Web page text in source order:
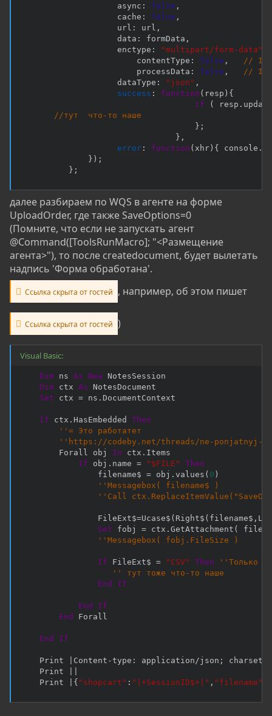
                    async
: false ,
                    cache
: false ,
                    url
: url ,
                    data
: formData ,
                    enctype
: "multipart/form-data"
                        contentType
: false ,
//
                        processData
: false ,
//
                    dataType
: "json" ,
success : function ( resp ) {
if
( resp .
//тут  что-то наше
} ;
} ,
error : function ( xhr ) { console .
} ) ;
} ;
далее разбираем по WQS в агенте на форме
UploadOrder, где также SaveOptions=0
(Помните, что если не запускать агент
@Command([ToolsRunMacro]; "<Размещение
агента>"), то после createdocument, будет вылетать
надпись 'Форма обработана'.
Ссылка скрыта от гостей , например, об этом пишет
Ссылка скрыта от гостей )
Visual Basic:
Dim ns As New NotesSession
Dim ctx As NotesDocument
Set ctx = ns . DocumentContext
If ctx . HasEmbedded Then
''= Это работатет
''https://codeby.net/threads/ne-ponjatnyj-
        Forall obj
In ctx . Items
If obj . name = "$FILE"
Then
                filename
$ = obj . values ( 0 )
''Messagebox( filename$ )
''Call
                FileExt
$=Ucase$ ( Right$ ( filename$ , Len
Set fobj = ctx . GetAttachment (
''Messagebox( fobj.FileSize )
If FileExt$ = "CSV" Then
''Только
'' тут тоже что-то наше
End
If
End
If
End
Forall
End If
    Print |Content
-type : application/json; charset
    Print ||
    Print |
{ "shopcart" : "|+SessionID$+|" , "filename"